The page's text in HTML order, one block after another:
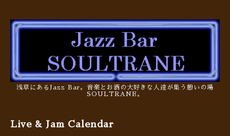
浅草にあるJazz Bar。音楽とお酒の大好きな人達が集う憩いの場
SOULTRANE。
Live & Jam Calendar